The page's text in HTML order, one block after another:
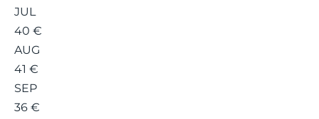
JUL
40 €
AUG
41 €
SEP
36 €